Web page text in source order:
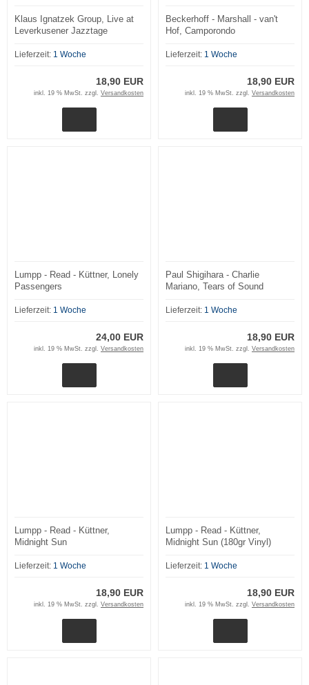
Klaus Ignatzek Group, Live at
Leverkusener Jazztage
Lieferzeit: 1 Woche
18,90 EUR
inkl. 19 % MwSt. zzgl. Versandkosten
Beckerhoff - Marshall - van't
Hof, Camporondo
Lieferzeit: 1 Woche
18,90 EUR
inkl. 19 % MwSt. zzgl. Versandkosten
Lumpp - Read - Küttner, Lonely
Passengers
Lieferzeit: 1 Woche
24,00 EUR
inkl. 19 % MwSt. zzgl. Versandkosten
Paul Shigihara - Charlie
Mariano, Tears of Sound
Lieferzeit: 1 Woche
18,90 EUR
inkl. 19 % MwSt. zzgl. Versandkosten
Lumpp - Read - Küttner,
Midnight Sun
Lieferzeit: 1 Woche
18,90 EUR
inkl. 19 % MwSt. zzgl. Versandkosten
Lumpp - Read - Küttner,
Midnight Sun (180gr Vinyl)
Lieferzeit: 1 Woche
18,90 EUR
inkl. 19 % MwSt. zzgl. Versandkosten